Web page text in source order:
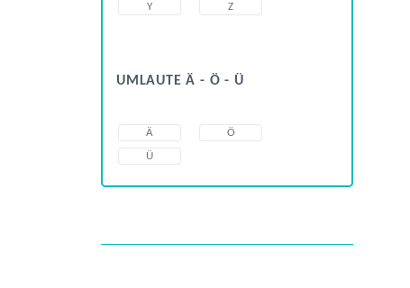
Y
Z
UMLAUTE Ä - Ö - Ü
Ä
Ö
Ü